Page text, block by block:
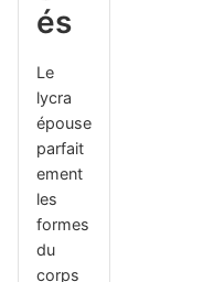
és
Le
lycra
épouse
parfait
ement
les
formes
du
corps